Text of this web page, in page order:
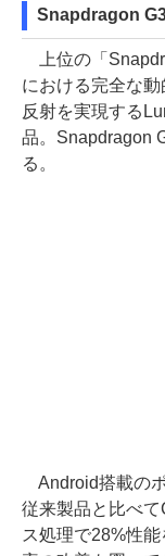
Snapdragon
上位の「
における完全な
反射を実現する
品。Snapdragon
る。
Android搭載の
従来製品と比べ
ス処理で28%性